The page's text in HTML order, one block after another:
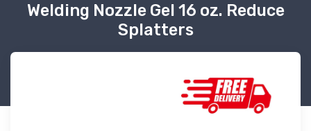
Welding Nozzle Gel 16 oz. Reduce
Splatters